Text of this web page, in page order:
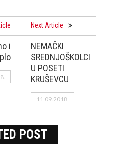
i
Next Article
NEMAČKI
SREDNJOŠKOLCI
U POSETI
KRUŠEVCU
11.09.2018.
POST